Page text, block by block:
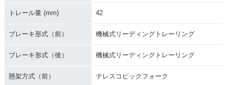
トレール量 (mm) 42
ブレーキ形式（前） 機械式リーディングトレーリング
ブレーキ形式（後） 機械式リーディングトレーリング
懸架方式（前） テレスコピックフォーク